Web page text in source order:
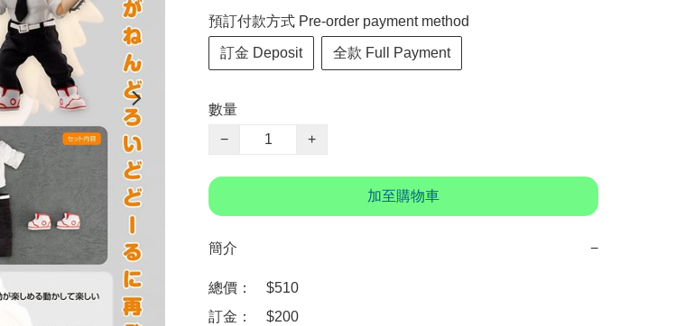
預訂付款方式 Pre-order payment method
訂金 Deposit 全款 Full Payment
數量
−
+
加至購物車
簡介 −
總價：　$510
訂金：　$200